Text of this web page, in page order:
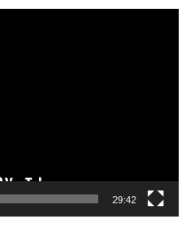
29:42